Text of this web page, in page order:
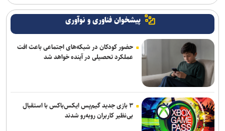
پیشخوان فناوری و نوآوری
حضور کودکان در شبکه‌های اجتماعی باعث افت
عملکرد تحصیلی در آینده خواهد شد
۳ بازی جدید گیم‌پس ایکس‌باکس با استقبال
بی‌نظیر کاربران روبه‌رو شدند